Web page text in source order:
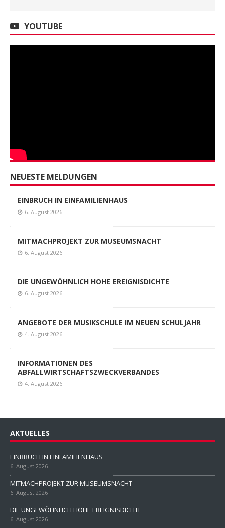
YOUTUBE
NEUESTE MELDUNGEN
EINBRUCH IN EINFAMILIENHAUS
6. August 2026
MITMACHPROJEKT ZUR MUSEUMSNACHT
6. August 2026
DIE UNGEWÖHNLICH HOHE EREIGNISDICHTE
6. August 2026
ANGEBOTE DER MUSIKSCHULE IM NEUEN SCHULJAHR
4. August 2026
INFORMATIONEN DES
ABFALLWIRTSCHAFTSZWECKVERBANDES
4. August 2026
AKTUELLES
EINBRUCH IN EINFAMILIENHAUS
6. August 2026
MITMACHPROJEKT ZUR MUSEUMSNACHT
6. August 2026
DIE UNGEWÖHNLICH HOHE EREIGNISDICHTE
6. August 2026